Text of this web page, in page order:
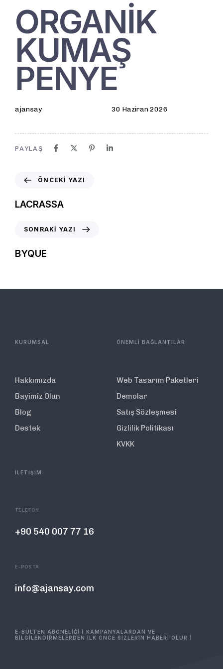
ORGANİK
KUMAŞ
PENYE
ajansay 30 Haziran 2026
PAYLAŞ
ÖNCEKI YAZI
LACRASSA
SONRAKI YAZI
BYQUE
KURUMSAL
Hakkımızda
Bayimiz Olun
Blog
Destek
ÖNEMLİ BAĞLANTILAR
Web Tasarım Paketleri
Demolar
Satış Sözleşmesi
Gizlilik Politikası
KVKK
İLETİŞİM
TELEFON
+90 540 007 77 16
E-POSTA
info@ajansay.com
E-BÜLTEN ABONELİĞİ ( KAMPANYALARDAN VE
BİLGİLENDİRMELERDEN İLK ÖNCE SİZLERİN HABERİ OLUR )